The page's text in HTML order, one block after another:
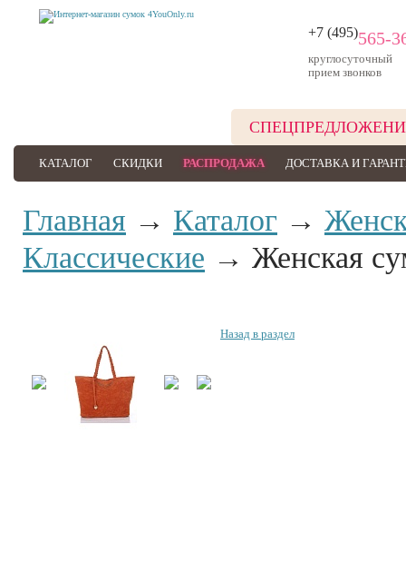
+7 (495)565-
круглосуточный
прием звонков
КАТАЛОГ СКИДКИ РАСПРОДАЖА ДОСТАВКА И
Главная → Каталог →
Классические → Женская
Назад в раздел